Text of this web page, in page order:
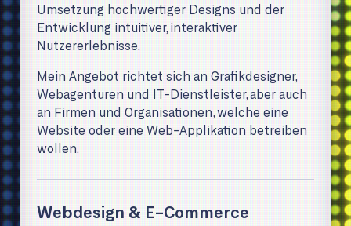
Umsetzung hoch­wertiger Designs und der
Entwicklung intuitiver, interaktiver
Nutzererlebnisse.
Mein Angebot richtet sich an Grafikdesigner,
Webagenturen und IT-Dienstleister, aber auch
an Firmen und Organisationen, welche eine
Website oder eine Web-Applikation betreiben
wollen.
Webdesign & E-Commerce